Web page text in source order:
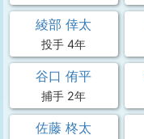
綾部 倖太
投手 4年
谷口 侑平
捕手 2年
佐藤 柊太